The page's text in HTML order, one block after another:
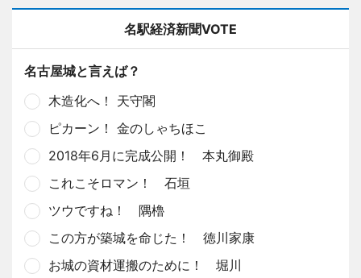
名駅経済新聞VOTE
名古屋城と言えば？
木造化へ！ 天守閣
ピカーン！ 金のしゃちほこ
2018年6月に完成公開！ 本丸御殿
これこそロマン！ 石垣
ツウですね！ 隅櫓
この方が築城を命じた！ 徳川家康
お城の資材運搬のために！ 堀川